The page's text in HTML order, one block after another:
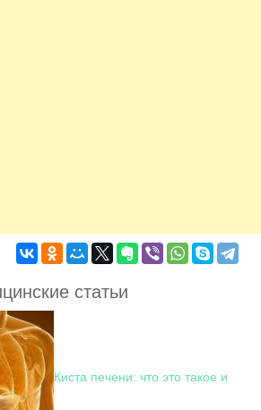
статьи
Киста печени: что это такое и